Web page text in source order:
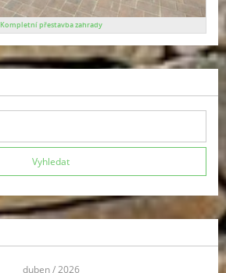
Kompletní přestavba zahrady
duben / 2026